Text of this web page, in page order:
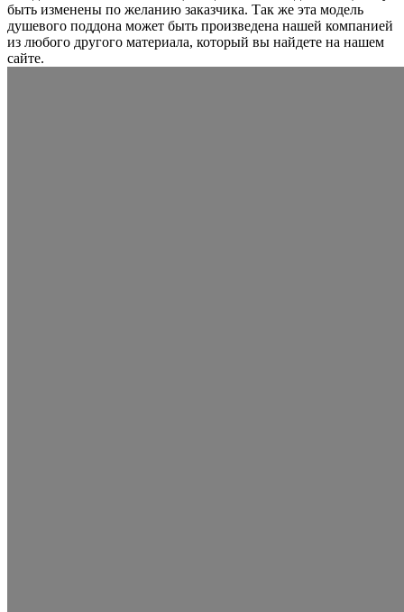
быть изменены по желанию заказчика. Так же эта модель
душевого поддона может быть произведена нашей компанией
из любого другого материала, который вы найдете на нашем
сайте.